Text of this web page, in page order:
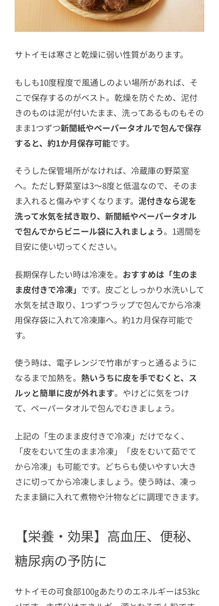
サトイモは寒さと乾燥に弱い性質があります。
もしも10度程度で風通しのよい場所があれば、そ
こで保存するのがベスト。乾燥を防ぐため、泥付
きのものは泥が付いたまま、洗ってあるものもその
まま1つずつ新聞紙やペーパータオルで包んで保存
すると、約1か月保存可能です。
そうした保管場所がなければ、冷蔵庫の野菜室
へ。ただし野菜室は3〜8度と低温なので、そのま
ま入れると傷みやすくなります。 泥付きなら泥を
洗って水気を拭き取り、新聞紙やペーパータオル
で包んでからビニール袋に入れましょう。1週間を
目安に使い切ってください。
長期保存したい時は冷凍を。 おすすめは「生のま
ま皮付きで冷凍」 です。皮ごとしっかり水洗いして
水気を拭き取り、1つずつラップで包んでから冷凍
用保存袋に入れて冷凍庫へ。約1カ月保存可能で
す。
使う時は、電子レンジで竹串がすっと通るように
なるまで加熱を。 熱いうちに皮を手でむくと、ス
ルッと簡単に皮が外れます。やけどに気をつけ
て、ペーパータオルで包んでむきましょう。
上記の「生のまま皮付きで冷凍」だけでなく、
「皮をむいて生のまま冷凍」「皮をむいて茹でて
から冷凍」も可能です。どちらも使いやすい大き
さに切ってから冷凍しましょう。使う時は、凍っ
たまま鍋に入れて煮物や汁物などに調理できます。
【栄養・効果】高血圧、便秘、
糖尿病の予防に
サトイモの可食部100gあたりのエネルギーは53kc